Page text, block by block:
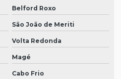
Belford Roxo
São João de Meriti
Volta Redonda
Magé
Cabo Frio